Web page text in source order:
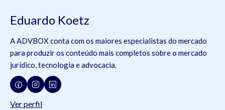
Eduardo Koetz
A ADVBOX conta com os maiores especialistas do mercado
para produzir os conteúdo mais completos sobre o mercado
jurídico, tecnologia e advocacia.
Ver perfil